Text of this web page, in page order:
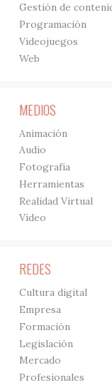
Gestión de
Programación
Videojuegos
Web
MEDIOS
Animación
Audio
Fotografía
Herramientas
Realidad Virtual
Vídeo
REDES
Cultura digital
Empresa
Formación
Legislación
Mercado
Profesionales